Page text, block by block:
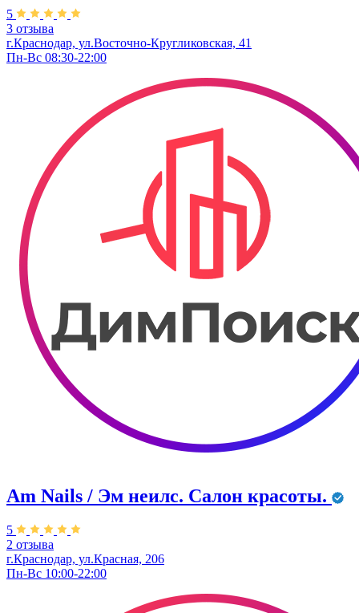
5
3 отзыва
г.Краснодар, ул.Восточно-Кругликовская, 41
Пн-Вс 08:30-22:00
Am Nails / Эм неилс. Салон красоты.
5
2 отзыва
г.Краснодар, ул.Красная, 206
Пн-Вс 10:00-22:00